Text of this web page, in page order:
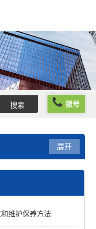
拨号
展开
维护保养方法